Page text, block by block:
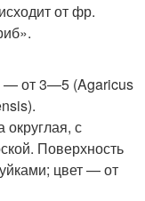
от фр.
— от 3—5 (Agaricus
с
Поверхность
цвет — от